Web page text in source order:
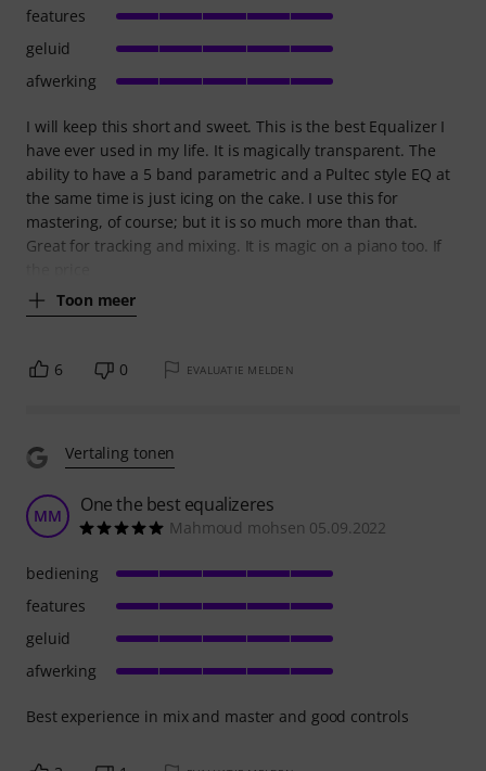
I will keep this short and sweet. This is the best Equalizer I
have ever used in my life. It is magically transparent. The
ability to have a 5 band parametric and a Pultec style EQ at
the same time is just icing on the cake. I use this for
mastering, of course; but it is so much more than that.
Great for tracking and mixing. It is magic on a piano too. If
Toon meer
features
geluid
afwerking
6 0 EVALUATIE MELDEN
Vertaling tonen
MM One the best equalizeres
Mahmoud mohsen 05.09.2022
Best experience in mix and master and good controls
bediening
features
geluid
afwerking